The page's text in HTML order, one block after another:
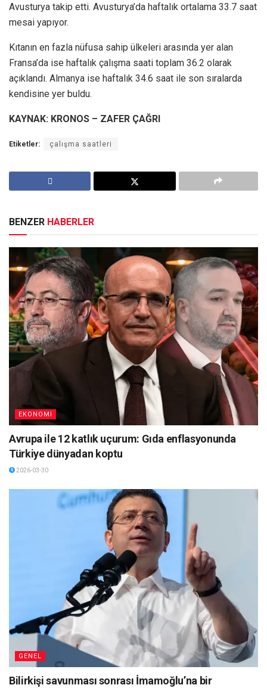
Avusturya takip etti. Avusturya’da haftalık ortalama 33.7 saat
mesai yapıyor.
Kıtanın en fazla nüfusa sahip ülkeleri arasında yer alan
Fransa’da ise haftalık çalışma saati toplam 36.2 olarak
açıklandı. Almanya ise haftalık 34.6 saat ile son sıralarda
kendisine yer buldu.
KAYNAK: KRONOS – ZAFER ÇAĞRI
Etiketler: çalışma saatleri
BENZER HABERLER
EKONOMI
Avrupa ile 12 katlık uçurum: Gıda enflasyonunda
Türkiye dünyadan koptu
2026-03-30
GENEL
Bilirkişi savunması sonrası İmamoğlu’na bir